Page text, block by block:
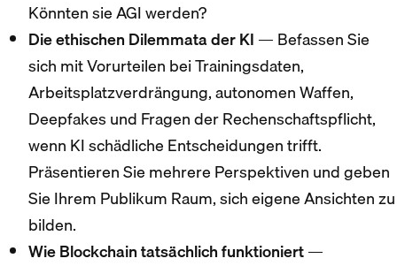
Könnten sie AGI werden?
Die ethischen Dilemmata der KI — Befassen Sie
sich mit Vorurteilen bei Trainingsdaten,
Arbeitsplatzverdrängung, autonomen Waffen,
Deepfakes und Fragen der Rechenschaftspflicht,
wenn KI schädliche Entscheidungen trifft.
Präsentieren Sie mehrere Perspektiven und geben
Sie Ihrem Publikum Raum, sich eigene Ansichten zu
bilden.
Wie Blockchain tatsächlich funktioniert—